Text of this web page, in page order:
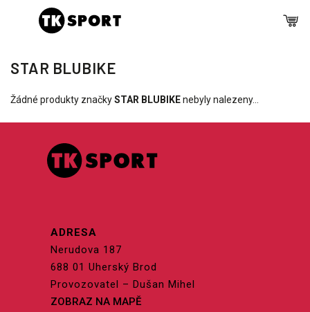
STAR BLUBIKE
Žádné produkty značkySTAR BLUBIKEnebyly nalezeny...
ADRESA
Nerudova 187
688 01 Uherský Brod
Provozovatel – Dušan Mihel
ZOBRAZ NA MAPĚ